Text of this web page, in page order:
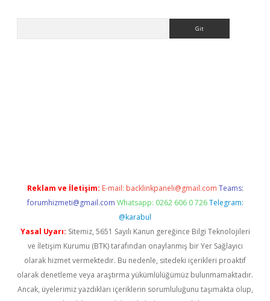
Reklam ve İletişim: E-mail: backlinkpaneli@gmail.com Teams:
forumhizmeti@gmail.com Whatsapp: 0262 606 0 726 Telegram:
@karabul
Yasal Uyarı: Sitemiz, 5651 Sayılı Kanun gereğince Bilgi Teknolojileri
ve İletişim Kurumu (BTK) tarafından onaylanmış bir Yer Sağlayıcı
olarak hizmet vermektedir. Bu nedenle, sitedeki içerikleri proaktif
olarak denetleme veya araştırma yükümlülüğümüz bulunmamaktadır.
Ancak, üyelerimiz yazdıkları içeriklerin sorumluluğunu taşımakta olup,